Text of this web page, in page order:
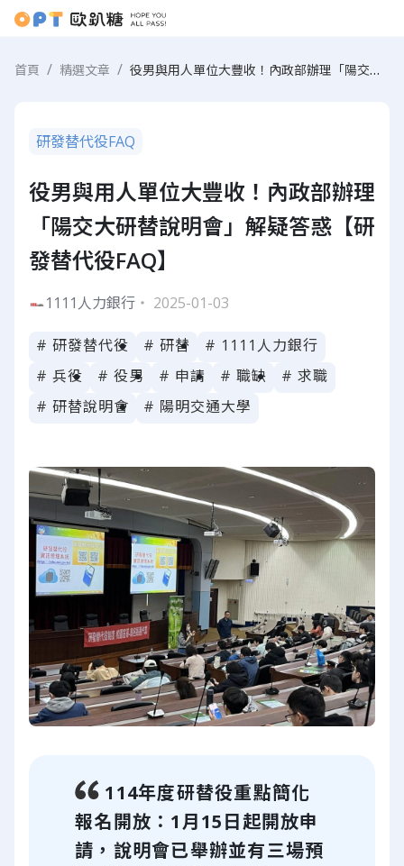
首頁 精選文章 役男與用人單位大豐收！內政部辦理「陽交大研替說明會」解疑答惑【研發替代役FAQ】
研發替代役FAQ
役男與用人單位大豐收！內政部辦理
「陽交大研替說明會」解疑答惑【研
發替代役FAQ】
1111人力銀行 ・ 2025-01-03
# 研發替代役 # 研替
# 1111人力銀行
# 兵役
# 役男 # 申請 # 職缺
# 求職
# 研替說明會
# 陽明交通大學
114年度研替役重點簡化
報名開放：1月15日起開放申
請，說明會已舉辦並有三場預